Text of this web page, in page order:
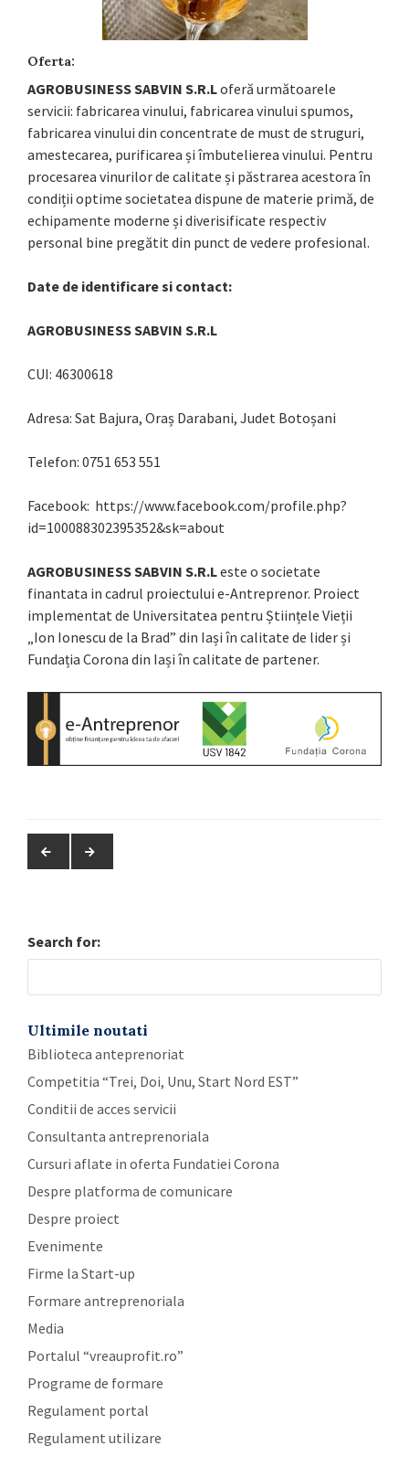
Oferta:
AGROBUSINESS SABVIN S.R.Loferă următoarele
servicii: fabricarea vinului, fabricarea vinului spumos,
fabricarea vinului din concentrate de must de struguri,
amestecarea, purificarea și îmbutelierea vinului. Pentru
procesarea vinurilor de calitate și păstrarea acestora în
condiții optime societatea dispune de materie primă, de
echipamente moderne și diverisificate respectiv
personal bine pregătit din punct de vedere profesional.
Date de identificare si contact:
AGROBUSINESS SABVIN S.R.L
CUI: 46300618
Adresa: Sat Bajura, Oraș Darabani, Judet Botoșani
Telefon: 0751 653 551
Facebook: https://www.facebook.com/profile.php?
id=100088302395352&sk=about
AGROBUSINESS SABVIN S.R.Leste o societate
finantata in cadrul proiectului e-Antreprenor. Proiect
implementat de Universitatea pentru Științele Vieții
„Ion Ionescu de la Brad” din Iași în calitate de lider și
Fundația Corona din Iași în calitate de partener.
Search for:
Ultimile noutati
Biblioteca anteprenoriat
Competitia “Trei, Doi, Unu, Start Nord EST”
Conditii de acces servicii
Consultanta antreprenoriala
Cursuri aflate in oferta Fundatiei Corona
Despre platforma de comunicare
Despre proiect
Evenimente
Firme la Start-up
Formare antreprenoriala
Media
Portalul “vreauprofit.ro”
Programe de formare
Regulament portal
Regulament utilizare